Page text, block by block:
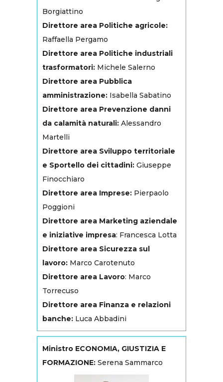
Borgiattino
Direttore area Politiche agricole:
Raffaella Pergamo
Direttore area Politiche industriali
trasformatori: Michele Salerno
Direttore area Pubblica
amministrazione: Isabella Sabatino
Direttore area Prevenzione danni
da calamità naturali: Alessandro
Martelli
Direttore area Sviluppo territoriale
e Sportello dei cittadini: Giuseppe
Finocchiaro
Direttore area Imprese: Pierpaolo
Poggioni
Direttore area Marketing aziendale
e iniziative impresa: Francesca Lotta
Direttore area Sicurezza sul
lavoro: Marco Carotenuto
Direttore area Lavoro: Marco
Torrecuso
Direttore area Finanza e relazioni
banche: Luca Abbadini
Ministro ECONOMIA, GIUSTIZIA E
FORMAZIONE: Serena Sammarco